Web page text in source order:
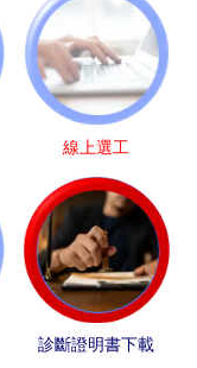
線上選工
診斷證明書下載